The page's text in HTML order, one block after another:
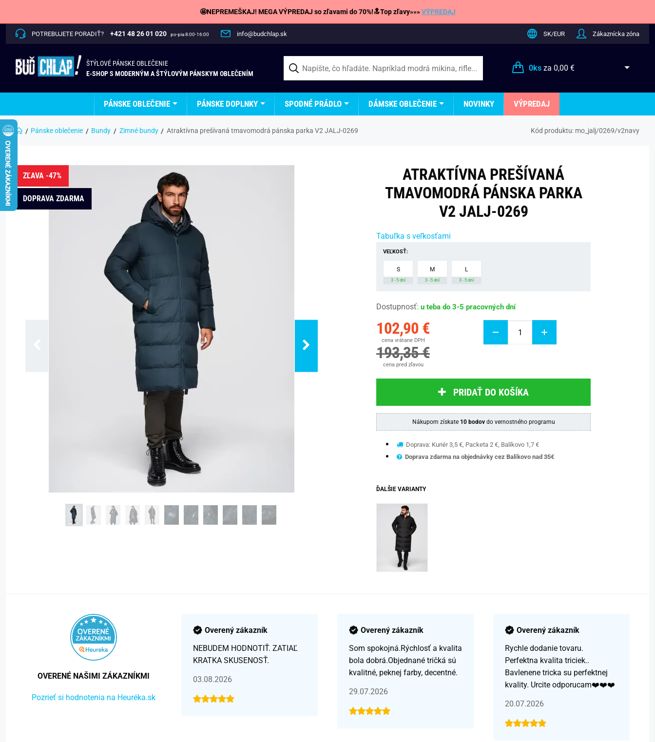
🤩NEPREMEŠKAJ! MEGA VÝPREDAJ so zľavami do 70%!🔝Top zľavy»»»VÝPREDAJ
POTREBUJETE PORADIŤ? +421 48 26 01 020 po-pia 8:00-16:00 info@budchlap.sk SK/EUR Zákaznícka zóna
ŠTÝLOVÉ PÁNSKE OBLEČENIE
E-SHOP S MODERNÝM A ŠTÝLOVÝM PÁNSKYM OBLEČENÍM
0ksza 0,00 €
PÁNSKE OBLEČENIE PÁNSKE DOPLNKY SPODNÉ PRÁDLO DÁMSKE OBLEČENIE NOVINKY VÝPREDAJ
Pánske oblečenie Bundy Zimné bundy Atraktívna prešívaná tmavomodrá pánska parka V2 JALJ-0269 Kód produktu: mo_jalj/0269/v2navy
ZĽAVA -47%
DOPRAVA ZDARMA
ATRAKTÍVNA PREŠÍVANÁ
TMAVOMODRÁ PÁNSKA PARKA
V2 JALJ-0269
Tabuľka s veľkosťami
VEĽKOSŤ:
S
3 - 5 dní
M
3 - 5 dní
L
3 - 5 dní
Dostupnosť: u teba do 3-5 pracovných dní
102,90 €
cena vrátane DPH
193,35 €
cena pred zľavou
PRIDAŤ DO KOŠÍKA
Nákupom získate 10 bodovdo vernostného programu
Doprava: Kuriér 3,5 €, Packeta 2 €, Balíkovo 1,7 €
Doprava zdarma na objednávky cez Balíkovo nad 35€
ĎALŠIE VARIANTY
OVERENÉ NAŠIMI ZÁKAZNÍKMI
Pozrieť si hodnotenia na Heuréka.sk
Overený zákazník
NEBUDEM HODNOTIŤ. ZATIAĽ
KRATKA SKUSENOSŤ.
03.08.2026
Overený zákazník
Som spokojná.Rýchlosť a kvalita
bola dobrá.Objednané tričká sú
kvalitné, peknej farby, decentné.
29.07.2026
Overený zákazník
Rychle dodanie tovaru.
Perfektna kvalita triciek..
Bavlenene tricka su perfektnej
kvality. Urcite odporucam❤️❤️❤️
20.07.2026